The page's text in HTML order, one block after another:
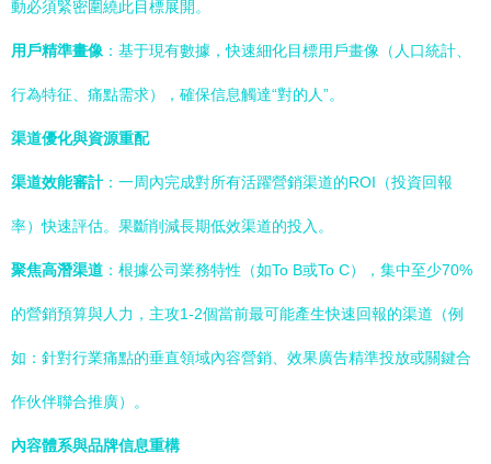
動必須緊密圍繞此目標展開。
用戶精準畫像 ：基于現有數據，快速細化目標用戶畫像（人口統計、
行為特征、痛點需求），確保信息觸達“對的人”。
渠道優化與資源重配
渠道效能審計：一周內完成對所有活躍營銷渠道的ROI（投資回報
率）快速評估。果斷削減長期低效渠道的投入。
聚焦高潛渠道 ：根據公司業務特性（如To B或To C），集中至少70%
的營銷預算與人力，主攻1-2個當前最可能產生快速回報的渠道（例
如：針對行業痛點的垂直領域內容營銷、效果廣告精準投放或關鍵合
作伙伴聯合推廣）。
內容體系與品牌信息重構